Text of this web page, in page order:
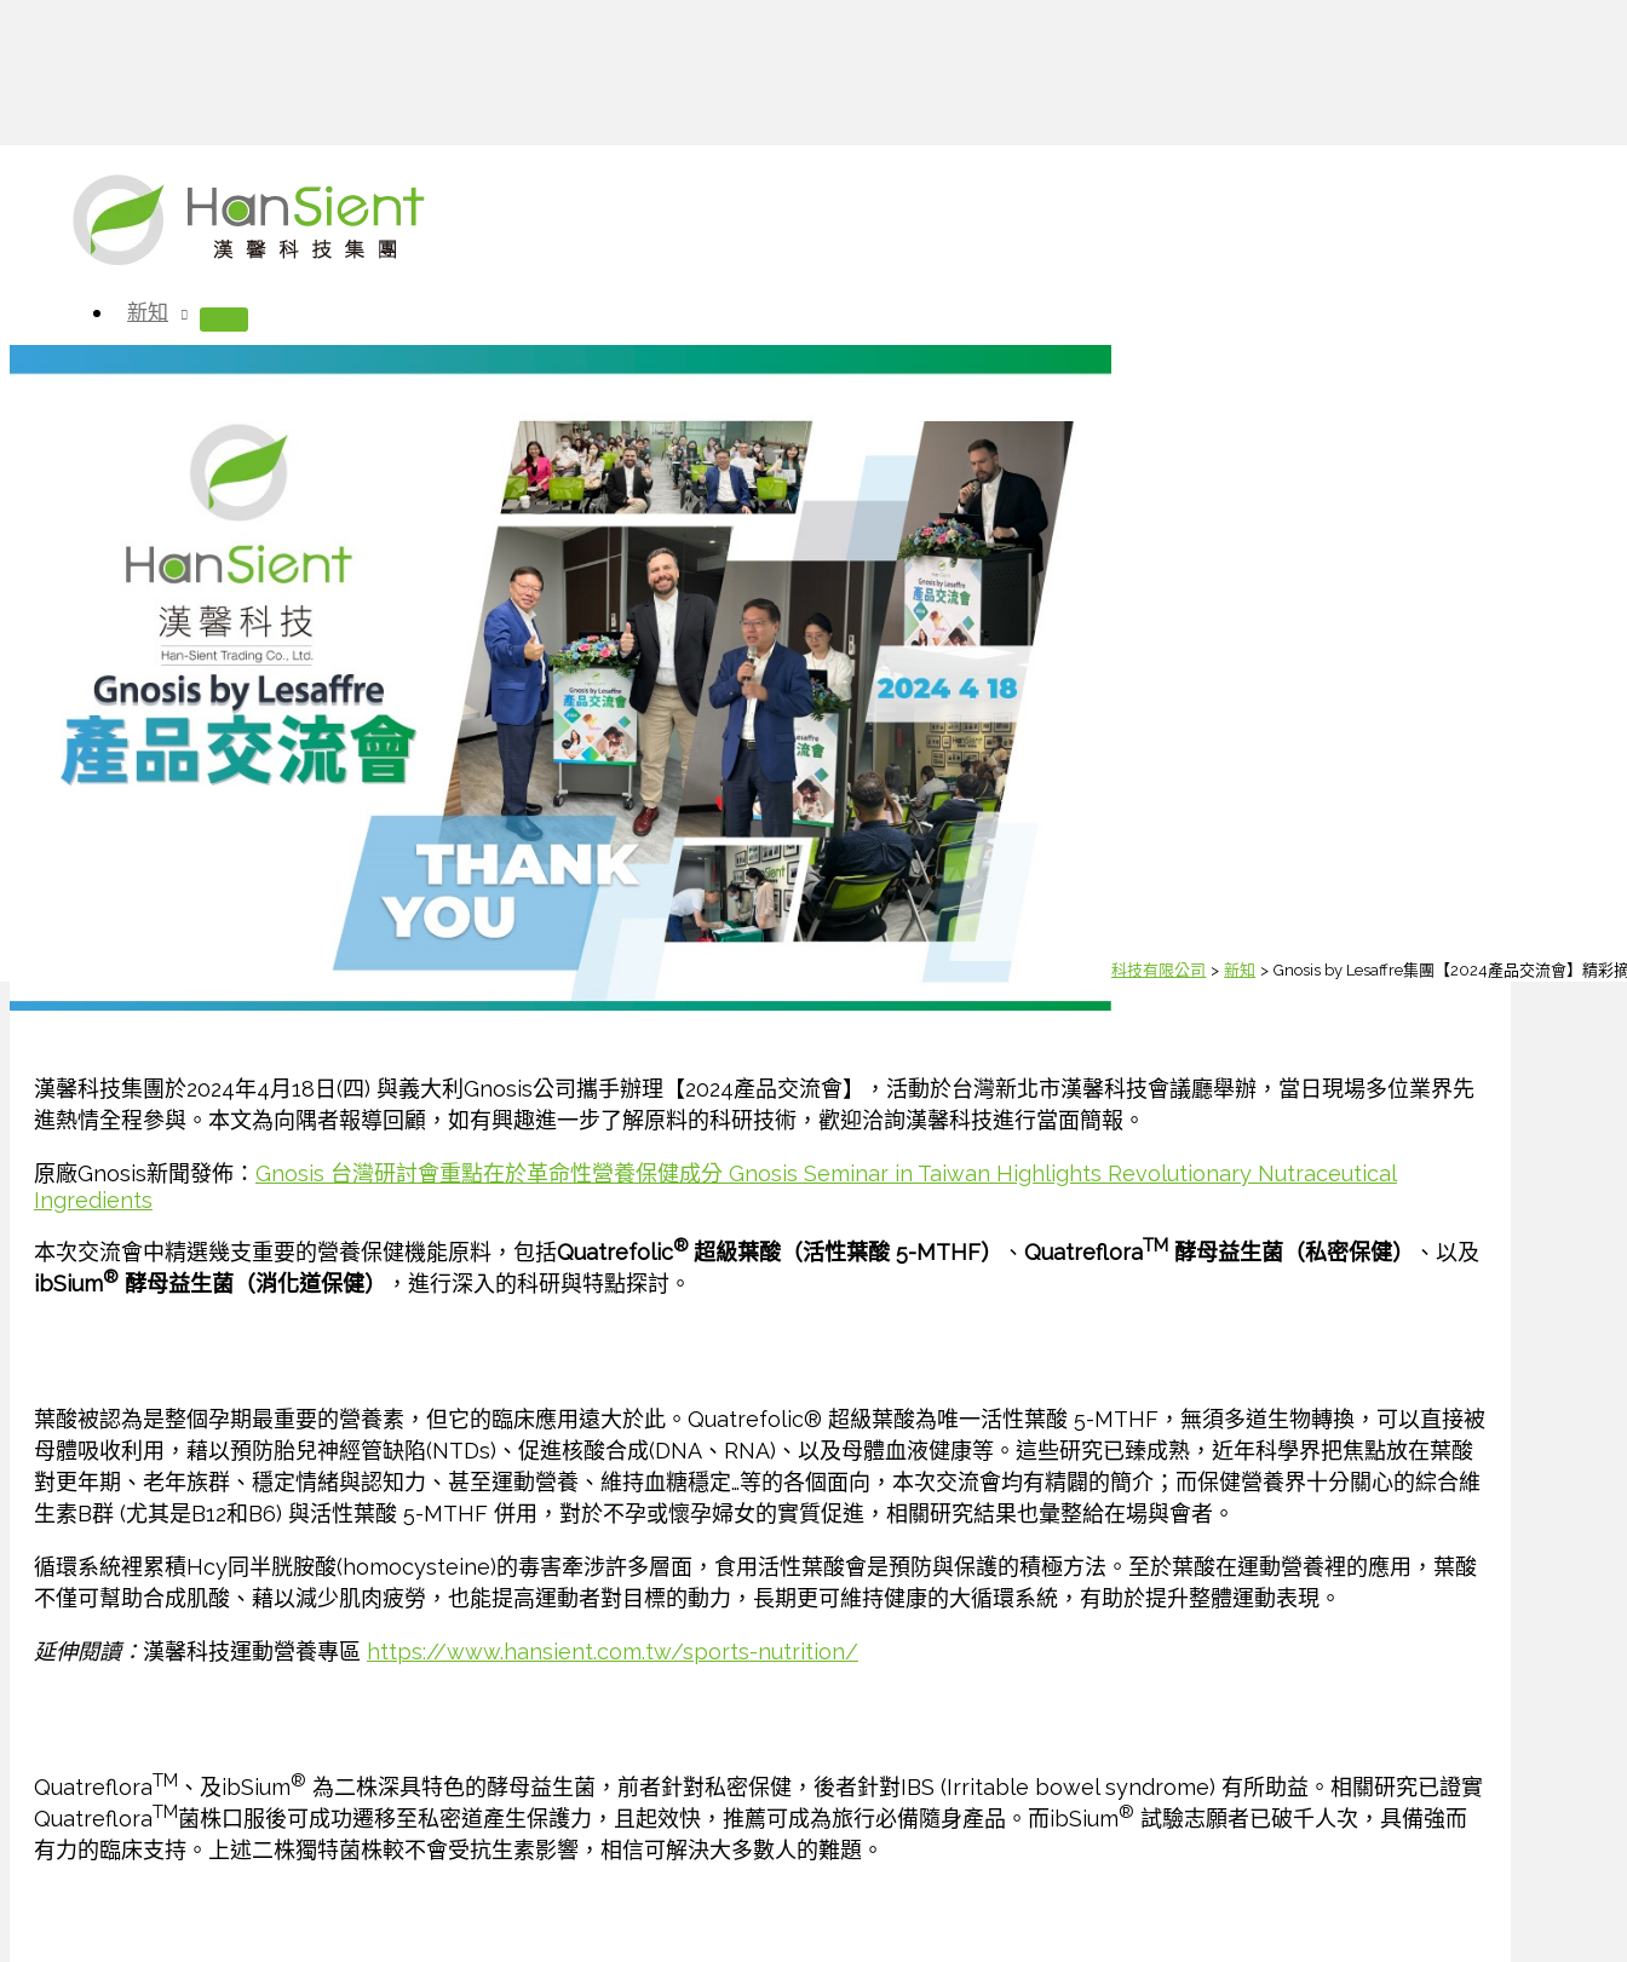
新知
原料總覽
漢馨獨家
代工專區
漢馨集團
漢馨科技有限公司 新知 Gnosis by Lesaffre集團【2024產品交流會】精彩
Gnosis by Lesaffre集團【2024產品交流會】精彩摘要
市場趨勢 ,新知
漢馨科技集團於2024年4月18日(四) 與義大利Gnosis公司攜手辦理【2024產品交流會】，活動於台灣新北市漢馨科技會議廳舉辦，當日現場多位業界先
進熱情全程參與。本文為向隅者報導回顧，如有興趣進一步了解原料的科研技術，歡迎洽詢漢馨科技進行當面簡報。
原廠Gnosis新聞發佈： Gnosis 台灣研討會重點在於革命性營養保健成分 Gnosis Seminar in Taiwan Highlights Revolutionary Nutraceutical
Ingredients
本次交流會中精選幾支重要的營養保健機能原料，包括Quatrefolic® 超級葉酸（活性葉酸 5-MTHF） 、 QuatrefloraTM 酵母益生菌（私密保健）
、以及
ibSium® 酵母益生菌 （消化道保健） ，進行深入的科研與特點探討。
葉酸被認為是整個孕期最重要的營養素，但它的臨床應用遠大於此。Quatrefolic® 超級葉酸為唯一活性葉酸 5-MTHF，無須多道生物轉換，可以直接被
母體吸收利用，藉以預防胎兒神經管缺陷(NTDs)、促進核酸合成(DNA、RNA)、以及母體血液健康等。這些研究已臻成熟，近年科學界把焦點放在葉酸
對更年期、老年族群、穩定情緒與認知力、甚至運動營養、維持血糖穩定…等的各個面向，本次交流會均有精闢的簡介；而保健營養界十分關心的綜合維
生素B群 (尤其是B12和B6) 與活性葉酸 5-MTHF 併用，對於不孕或懷孕婦女的實質促進，相關研究結果也彙整給在場與會者。
循環系統裡累積Hcy同半胱胺酸(homocysteine)的毒害牽涉許多層面，食用活性葉酸會是預防與保護的積極方法。至於葉酸在運動營養裡的應用，葉酸
不僅可幫助合成肌酸、藉以減少肌肉疲勞，也能提高運動者對目標的動力，長期更可維持健康的大循環系統，有助於提升整體運動表現。
延伸閱讀： 漢馨科技運動營養專區 https://www.hansient.com.tw/sports-nutrition/
QuatrefloraTM 、及ibSium® 為二株深具特色的酵母益生菌，前者針對私密保健，後者針對IBS (Irritable bowel syndrome) 有所助益。相關研究已證實
QuatrefloraTM菌株口服後可成功遷移至私密道產生保護力，且起效快，推薦可成為旅行必備隨身產品。而ibSium® 試驗志願者已破千人次，具備強而
有力的臨床支持。上述二株獨特菌株較不會受抗生素影響，相信可解決大多數人的難題。